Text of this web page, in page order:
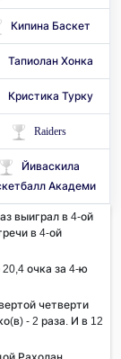
Кипина Баскет
Тапиолан Хонка
Кристика Турку
Raiders
Йиваскила
Академи
выиграл в 4-ой
в 4-ой
очка за 4-ю
четверти
- 2 раза. И в 12